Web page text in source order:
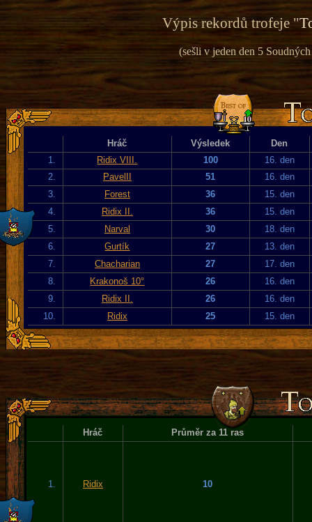
Výpis rekordů trofeje "
(sešli v jeden den 5
Hráč Výsledek
Den
1.
Ridix VIII. 100
16. den
2.
PavelII 51
16. den
3.
Forest 36
15. den
4.
Ridix II. 36
15. den
5.
Narval 30
18. den
6.
Gurtík 27
13. den
7.
Chacharian 27
17. den
8.
Krakonoš 10° 26
16. den
9.
Ridix II. 26
16. den
10.
Ridix 25 15. den
Hráč Průměr za 11 ras
1. Ridix 10